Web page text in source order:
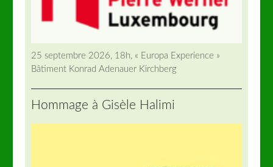
25 septembre 2026, 18h, « Europa Experience »
Bâtiment Konrad Adenauer Kirchberg
Hommage à Gisèle Halimi